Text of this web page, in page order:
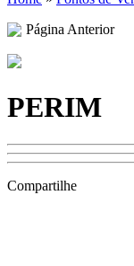
Página Anterior
PERIM
Compartilhe